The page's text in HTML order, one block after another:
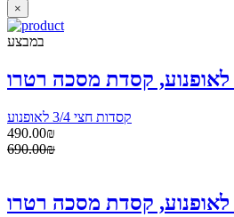
×
במבצע
קסדות חצי 3/4 לאופנוע
490.00₪
690.00₪